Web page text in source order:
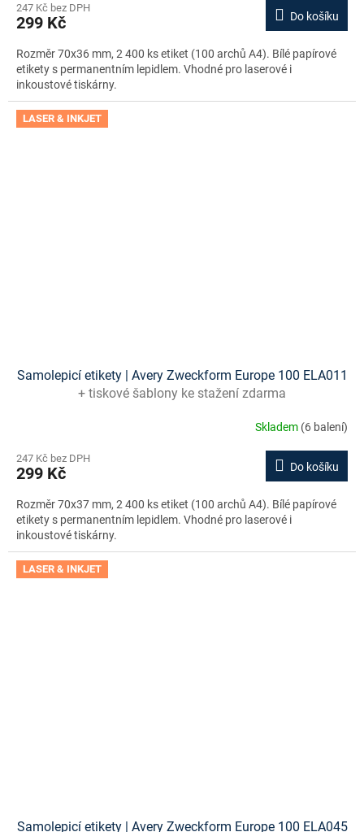
247 Kč bez DPH
299 Kč Do košíku
Rozměr 70x36 mm, 2 400 ks etiket (100 archů A4). Bílé papírové
etikety s permanentním lepidlem. Vhodné pro laserové i
inkoustové tiskárny.
LASER & INKJET
Samolepicí etikety | Avery Zweckform Europe 100 ELA011
+ tiskové šablony ke stažení zdarma
Skladem (6 balení)
247 Kč bez DPH
299 Kč Do košíku
Rozměr 70x37 mm, 2 400 ks etiket (100 archů A4). Bílé papírové
etikety s permanentním lepidlem. Vhodné pro laserové i
inkoustové tiskárny.
LASER & INKJET
Samolepicí etikety | Avery Zweckform Europe 100 ELA045